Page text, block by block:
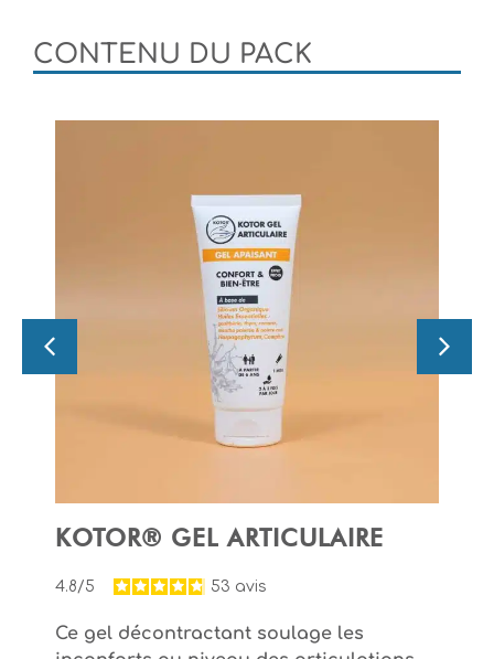
CONTENU DU PACK
KOTOR® GEL ARTICULAIRE
4.8/5 53 avis
Ce gel décontractant soulage les